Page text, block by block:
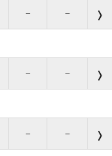
– –
– –
– –